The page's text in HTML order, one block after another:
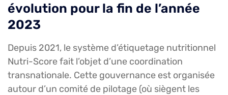
évolution pour la fin de l’année
2023
Depuis 2021, le système d’étiquetage nutritionnel
Nutri-Score fait l’objet d’une coordination
transnationale. Cette gouvernance est organisée
autour d’un comité de pilotage (où siègent les